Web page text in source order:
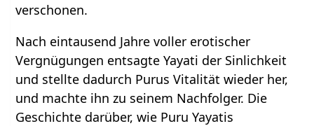
verschonen.
Nach eintausend Jahre voller erotischer
Vergnügungen entsagte Yayati der Sinlichkeit
und stellte dadurch Purus Vitalität wieder her,
und machte ihn zu seinem Nachfolger. Die
Geschichte darüber, wie Puru Yayatis